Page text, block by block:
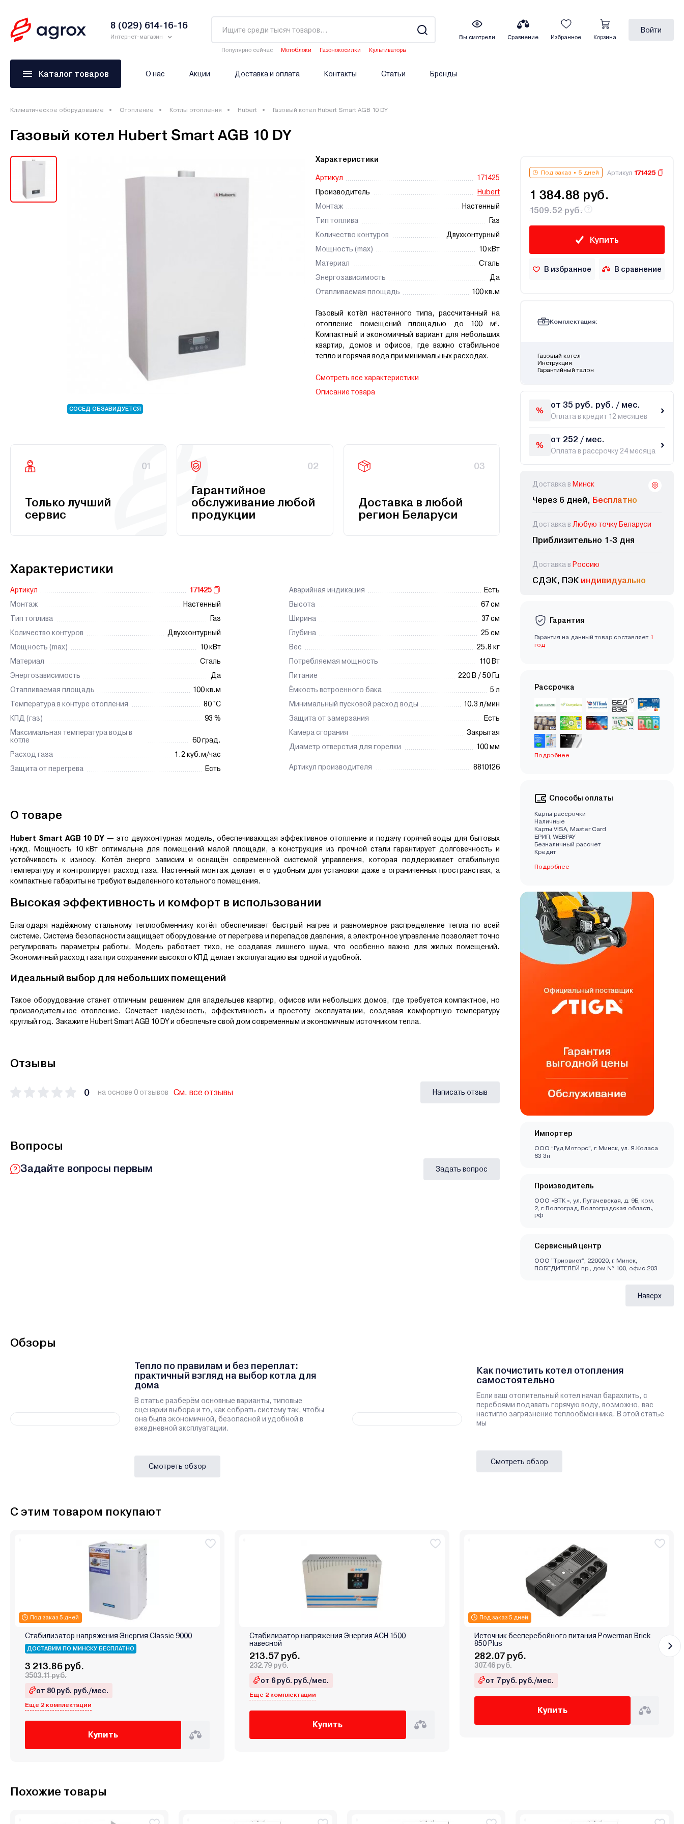
8 (029) 614-16-16
Интернет-магазин
Популярно сейчас Мотоблоки Газонокосилки
Культиваторы
Вы смотрели Сравнение Избранное Корзина
Войти
Каталог товаров О нас Акции Доставка и оплата Контакты Статьи Бренды
Климатическое оборудование Отопление Котлы отопления Hubert Газовый котел Hubert Smart AGB 10 DY
Газовый котел Hubert Smart AGB 10 DY
СОСЕД ОБЗАВИДУЕТСЯ
Характеристики
Артикул
171425
Производитель
Hubert
Монтаж
Настенный
Тип топлива
Газ
Количество контуров
Двухконтурный
Мощность (max)
10 кВт
Материал
Сталь
Энергозависимость
Да
Отапливаемая площадь
100 кв.м
Газовый котёл настенного типа, рассчитанный на
отопление помещений площадью до 100 м².
Компактный и экономичный вариант для небольших
квартир, домов и офисов, где важно стабильное
тепло и горячая вода при минимальных расходах.
Смотреть все характеристики
Описание товара
01
Только лучший
сервис
02
Гарантийное
обслуживание любой
продукции
03
Доставка в любой
регион Беларуси
Характеристики
Артикул
171425
Монтаж
Настенный
Тип топлива
Газ
Количество контуров
Двухконтурный
Мощность (max)
10 кВт
Материал
Сталь
Энергозависимость
Да
Отапливаемая площадь
100 кв.м
Температура в контуре отопления
80 °C
КПД (газ)
93 %
Максимальная температура воды в
котле
60 град.
Расход газа
1.2 куб.м/час
Защита от перегрева
Есть
Аварийная индикация
Есть
Высота
67 см
Ширина
37 см
Глубина
25 см
Вес
25.8 кг
Потребляемая мощность
110 Вт
Питание
220 В / 50 Гц
Ёмкость встроенного бака
5 л
Минимальный пусковой расход воды
10.3 л/мин
Защита от замерзания
Есть
Камера сгорания
Закрытая
Диаметр отверстия для горелки
100 мм
Артикул производителя 8810126
О товаре
Hubert Smart AGB 10 DY — это двухконтурная модель, обеспечивающая эффективное отопление и подачу горячей воды для бытовых
нужд. Мощность 10 кВт оптимальна для помещений малой площади, а конструкция из прочной стали гарантирует долговечность и
устойчивость к износу. Котёл энерго зависим и оснащён современной системой управления, которая поддерживает стабильную
температуру и контролирует расход газа. Настенный монтаж делает его удобным для установки даже в ограниченных пространствах, а
компактные габариты не требуют выделенного котельного помещения.
Высокая эффективность и комфорт в использовании
Благодаря надёжному стальному теплообменнику котёл обеспечивает быстрый нагрев и равномерное распределение тепла по всей
системе. Система безопасности защищает оборудование от перегрева и перепадов давления, а электронное управление позволяет точно
регулировать параметры работы. Модель работает тихо, не создавая лишнего шума, что особенно важно для жилых помещений.
Экономичный расход газа при сохранении высокого КПД делает эксплуатацию выгодной и удобной.
Идеальный выбор для небольших помещений
Такое оборудование станет отличным решением для владельцев квартир, офисов или небольших домов, где требуется компактное, но
производительное отопление. Сочетает надёжность, эффективность и простоту эксплуатации, создавая комфортную температуру
круглый год. Закажите Hubert Smart AGB 10 DY и обеспечьте свой дом современным и экономичным источником тепла.
Отзывы
0 на основе 0 отзывов См. все отзывы Написать отзыв
Вопросы
Задайте вопросы первым Задать вопрос
Под заказ 5 дней Артикул 171425
1 384.88 руб.
1509.52 руб.
Купить
В избранное В сравнение
Комплектация:
Газовый котел
Инструкция
Гарантийный талон
от 35 руб. руб. / мес.
Оплата в кредит 12 месяцев
от 252 / мес.
Оплата в рассрочку 24 месяца
Доставка в Минск
Через 6 дней, Бесплатно
Доставка в Любую точку Беларуси
Приблизительно 1-3 дня
Доставка в Россию
СДЭК, ПЭК индивидуально
Гарантия
Гарантия на данный товар составляет 1
год
Рассрочка
Подробнее
Способы оплаты
Карты рассрочки
Наличные
Карты VISA, Master Card
EРИП, WEBPAY
Безналичный рассчет
Кредит
Подробнее
Импортер
ООО “Гуд Моторс”, г. Минск, ул. Я.Коласа
63 3н
Производитель
ООО «ВТК », ул. Пугачевская, д. 9Б, ком.
2, г. Волгоград, Волгоградская область,
РФ
Сервисный центр
ООО "Триовист", 220020, г. Минск,
ПОБЕДИТЕЛЕЙ пр., дом № 100, офис 203
Наверх
Обзоры
Тепло по правилам и без переплат:
практичный взгляд на выбор котла для
дома
В статье разберём основные варианты, типовые
сценарии выбора и то, как собрать систему так, чтобы
она была экономичной, безопасной и удобной в
ежедневной эксплуатации.
Смотреть обзор
Как почистить котел отопления
самостоятельно
Если ваш отопительный котел начал барахлить, с
перебоями подавать горячую воду, возможно, вас
настигло загрязнение теплообменника. В этой статье
мы
Смотреть обзор
С этим товаром покупают
Под заказ 5 дней
Стабилизатор напряжения Энергия Classic 9000
ДОСТАВИМ ПО МИНСКУ БЕСПЛАТНО
3 213.86 руб.
3503.11 руб.
от 80 руб. руб./мес.
Еще 2 комплектации
Купить
Стабилизатор напряжения Энергия АСН 1500
навесной
213.57 руб.
232.79 руб.
от 6 руб. руб./мес.
Еще 2 комплектации
Купить
Под заказ 5 дней
Источник бесперебойного питания Powerman Brick
850 Plus
282.07 руб.
307.46 руб.
от 7 руб. руб./мес.
Купить
Похожие товары